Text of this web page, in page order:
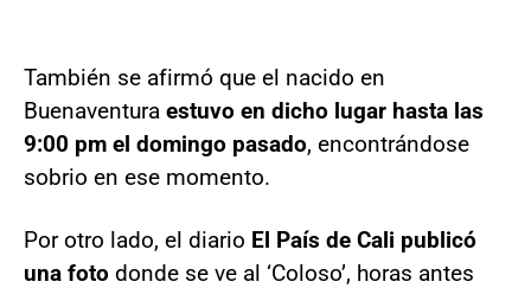
También se afirmó que el nacido en
Buenaventura estuvo en dicho lugar hasta las
9:00 pm el domingo pasado, encontrándose
sobrio en ese momento.
Por otro lado, el diario El País de Cali publicó
una foto donde se ve al ‘Coloso’, horas antes